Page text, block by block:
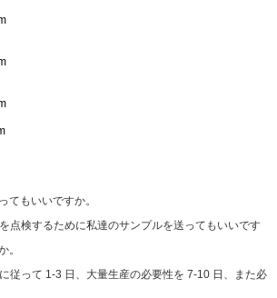
てもいいですか。
点検するために私達のサンプルを送ってもいいです
。
従って 1-3 日、大量生産の必要性を 7-10 日、また必